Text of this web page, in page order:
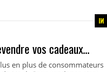
vos cadeaux…
en plus de consommateurs